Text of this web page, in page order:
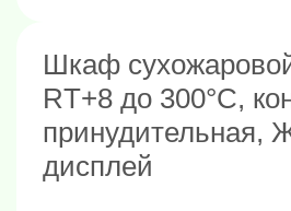
Шкаф
RT+8 до 300°C,
принудительная,
дисплей